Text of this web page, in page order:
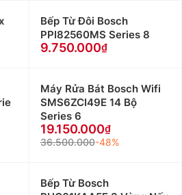
bếp từ 3 vùng nấu, 4 vùng
nấu có 3 đến 5 vùng nấu
bàn bếp. Có nhiều công nghệ
nấu cao hơn khá nhiều so với
đơn, giao động từ 8 đến hơn
Bếp Từ Sunhouse
Bếp Từ Đôi Bosch
PPI82560MS Series 8
9.750.000
Máy Rửa Bát Bosch Wifi
SMS6ZCI49E 14 Bộ
Series 6
19.150.000
36.500.000-48%
Bếp Từ Bosch